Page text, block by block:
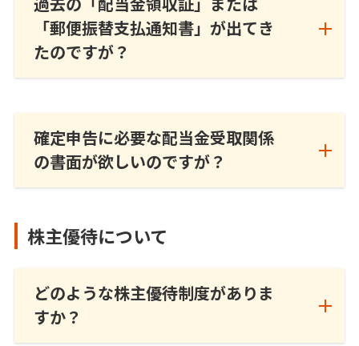
「郵便振替支払通知書」が出てき
たのですが？
確定申告に必要な配当金受取関係
の書面が欲しいのですが？
株主優待について
どのような株主優待制度がありま
すか？